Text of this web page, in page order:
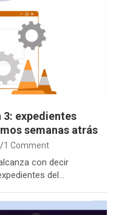
3: expedientes
semanas atrás
1 Comment
con decir
del…